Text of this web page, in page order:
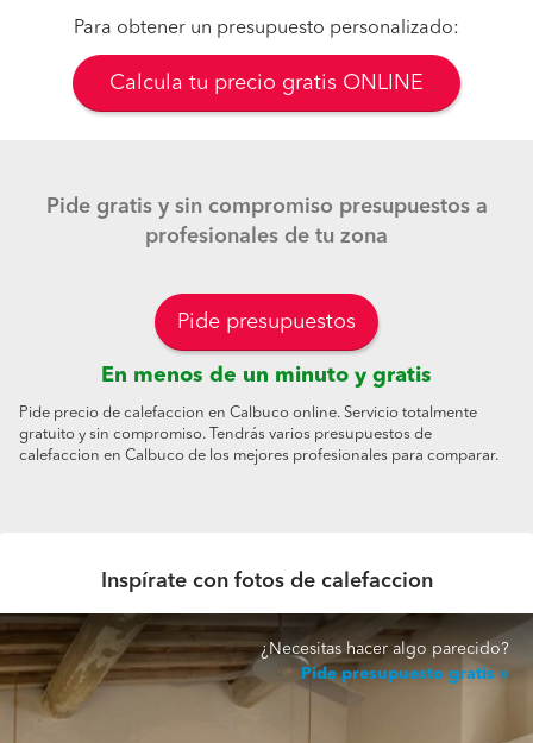
Para obtener un presupuesto personalizado:
Calcula tu precio gratis ONLINE
Pide gratis y sin compromiso presupuestos a
profesionales de tu zona
Pide presupuestos
En menos de un minuto y gratis
Pide precio de calefaccion en Calbuco online. Servicio totalmente
gratuito y sin compromiso. Tendrás varios presupuestos de
calefaccion en Calbuco de los mejores profesionales para comparar.
Inspírate con fotos de calefaccion
¿Necesitas hacer algo parecido?
Pide presupuesto gratis